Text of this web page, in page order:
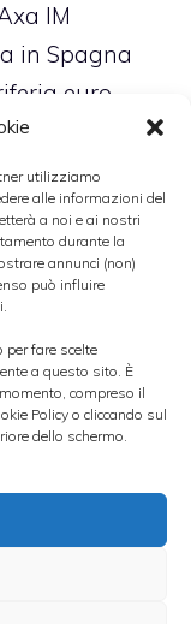
utilizziamo
alle informazioni del
a noi e ai nostri
durante la
annunci (non)
può influire
per fare scelte
a questo sito. È
compreso il
Policy o cliccando sul
dello schermo.
IM
in Spagna
euro,
tasso atteso
prossimi
sono